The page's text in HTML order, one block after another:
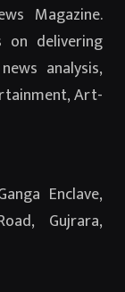
Magazine.
on delivering
analysis,
Art-
Enclave,
Gujrara,